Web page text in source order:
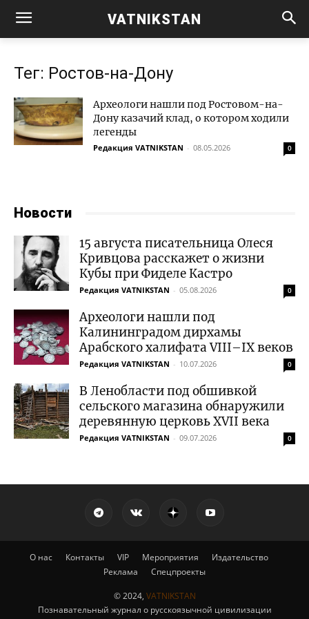
VATNIKSTAN
Тег: Ростов-на-Дону
Археологи нашли под Ростовом-на-
Дону казачий клад, о котором ходили
легенды
Редакция VATNIKSTAN - 08.05.2026 0
Новости
15 августа писательница Олеся
Кривцова расскажет о жизни
Кубы при Фиделе Кастро
Редакция VATNIKSTAN - 05.08.2026 0
Археологи нашли под
Калининградом дирхамы
Арабского халифата VIII–IX веков
Редакция VATNIKSTAN - 10.07.2026 0
В Ленобласти под обшивкой
сельского магазина обнаружили
деревянную церковь XVII века
Редакция VATNIKSTAN - 09.07.2026 0
О нас Контакты VIP Мероприятия
Издательство
Реклама
Спецпроекты
© 2024, VATNIKSTAN
Познавательный журнал о русскоязычной цивилизации